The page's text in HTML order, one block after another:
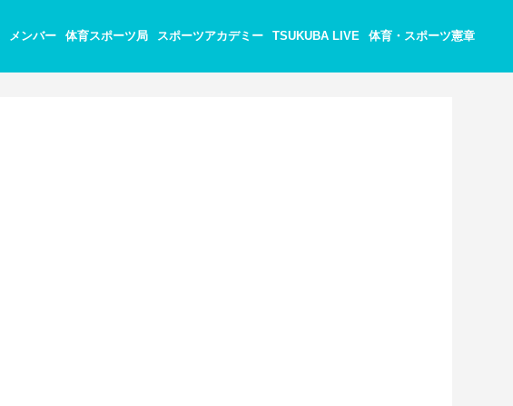
メンバー 体育スポーツ局 スポーツアカデミー TSUKUBA LIVE 体育・スポーツ憲章